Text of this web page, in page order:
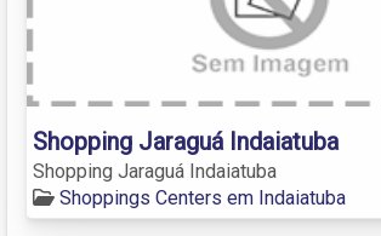
Shopping Jaraguá Indaiatuba
Shopping Jaraguá Indaiatuba
Shoppings Centers em Indaiatuba